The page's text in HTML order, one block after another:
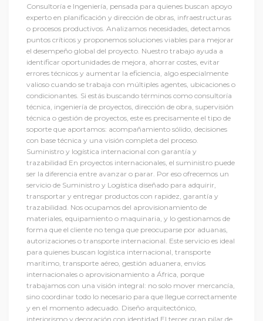
Consultoría e Ingeniería, pensada para quienes buscan apoyo
experto en planificación y dirección de obras, infraestructuras
o procesos productivos. Analizamos necesidades, detectamos
puntos críticos y proponemos soluciones viables para mejorar
el desempeño global del proyecto. Nuestro trabajo ayuda a
identificar oportunidades de mejora, ahorrar costes, evitar
errores técnicos y aumentar la eficiencia, algo especialmente
valioso cuando se trabaja con múltiples agentes, ubicaciones o
condicionantes. Si estás buscando términos como consultoría
técnica, ingeniería de proyectos, dirección de obra, supervisión
técnica o gestión de proyectos, este es precisamente el tipo de
soporte que aportamos: acompañamiento sólido, decisiones
con base técnica y una visión completa del proceso.
Suministro y logística internacional con garantía y
trazabilidad En proyectos internacionales, el suministro puede
ser la diferencia entre avanzar o parar. Por eso ofrecemos un
servicio de Suministro y Logística diseñado para adquirir,
transportar y entregar productos con rapidez, garantía y
trazabilidad. Nos ocupamos del aprovisionamiento de
materiales, equipamiento o maquinaria, y lo gestionamos de
forma que el cliente no tenga que preocuparse por aduanas,
autorizaciones o transporte internacional. Este servicio es ideal
para quienes buscan logística internacional, transporte
marítimo, transporte aéreo, gestión aduanera, envíos
internacionales o aprovisionamiento a África, porque
trabajamos con una visión integral: no solo mover mercancía,
sino coordinar todo lo necesario para que llegue correctamente
y en el momento adecuado. Diseño arquitectónico,
interiorismo y decoración con identidad El tercer gran pilar de